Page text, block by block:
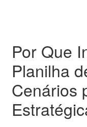
Por Que
Planilha
Cenários